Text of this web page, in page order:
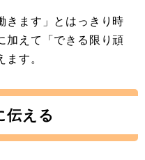
きます」とはっきり時
加えて「できる限り頑
す。
伝える